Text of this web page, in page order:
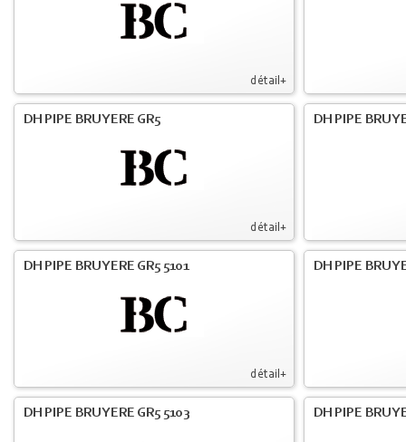
détail+
détail+
DH PIPE BRUYERE GR5 DH PIPE
détail+
DH PIPE BRUYERE GR5 5101 DH PIPE
DH PIPE BRUYERE GR5 5103 DH PIPE